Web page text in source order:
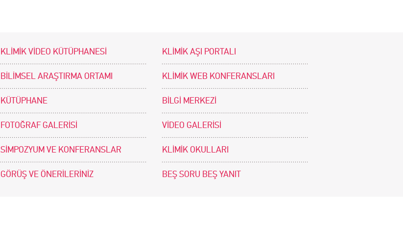
KLİMİK VİDEO KÜTÜPHANESİ KLİMİK AŞI PORTALI
BİLİMSEL ARAŞTIRMA ORTAMI KLİMİK WEB KONFERANSLARI
KÜTÜPHANE BİLGİ MERKEZİ
FOTOĞRAF GALERİSİ VİDEO GALERİSİ
SİMPOZYUM VE KONFERANSLAR KLİMİK OKULLARI
GÖRÜŞ VE ÖNERİLERİNİZ BEŞ SORU BEŞ YANIT